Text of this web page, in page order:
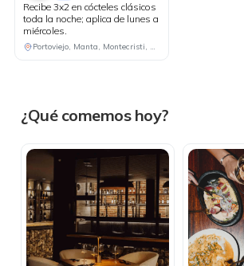
Recibe 3x2 en cócteles clásicos
toda la noche; aplica de lunes a
miércoles.
Portoviejo, Manta, Montecristi, Chone
Ahora tus blu benefits
sola app.
DESCÁRGALA
¿Qué comemos hoy?